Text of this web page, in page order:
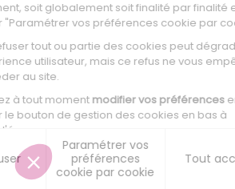
000